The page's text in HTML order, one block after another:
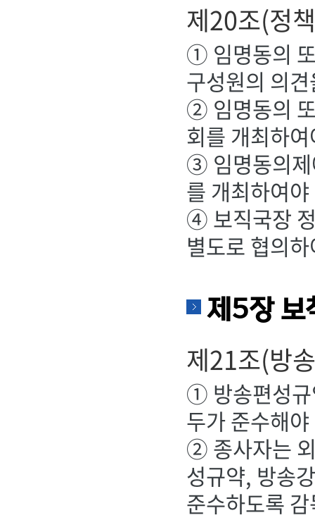
제20조(정
① 임명동의
구성원의 의
② 임명동의
회를 개최하
③ 임명동의제
를 개최하여
④ 보직국장
별도로 협의
제5장 보
제21조(방
① 방송편성규
두가 준수해
② 종사자는
성규약, 방송
준수하도록